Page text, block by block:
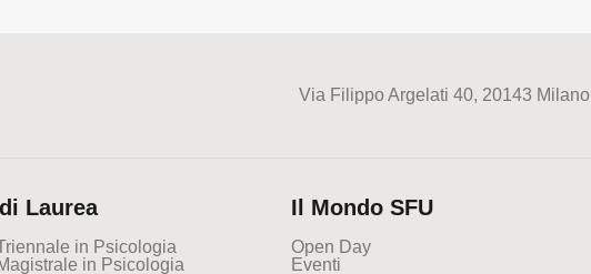
Via Filippo Argelati 40, 20143 Milano
Laurea
in Psicologia
in Psicologia
Il Mondo SFU
Open Day
Eventi